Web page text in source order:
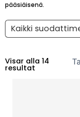
pääsiäisenä.
Kaikki
Visar alla 14
resultat